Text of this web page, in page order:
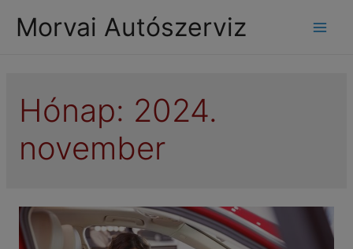
Morvai Autószerviz
Hónap: 2024.
november